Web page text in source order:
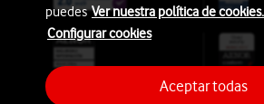
puedesVer nuestra política de cookies.
Configurar cookies
Aceptar todas